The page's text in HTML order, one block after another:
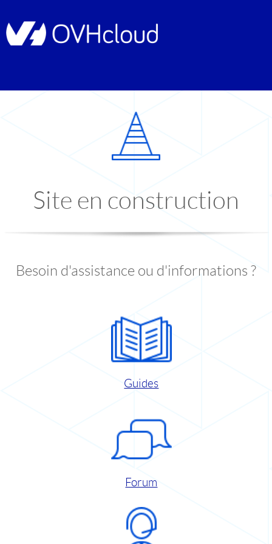
Site en construction
Besoin d'assistance ou d'informations ?
Guides
Forum